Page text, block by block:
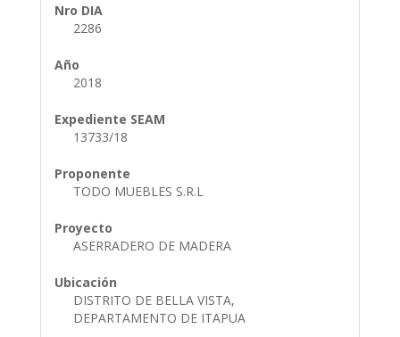
Nro DIA
2286
Año
2018
Expediente SEAM
13733/18
Proponente
TODO MUEBLES S.R.L
Proyecto
ASERRADERO DE MADERA
Ubicación
DISTRITO DE BELLA VISTA,
DEPARTAMENTO DE ITAPUA